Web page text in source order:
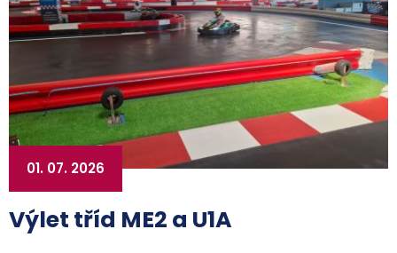
Výlet tříd ME2 a U1A
01. 07. 2026